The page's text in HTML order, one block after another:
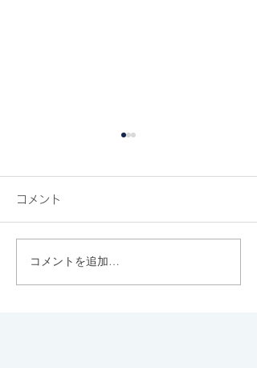
代官山のカフェ&バー
コメント
コメントを追加…